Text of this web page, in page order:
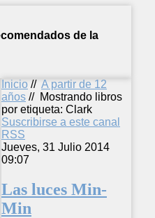
de la
Inicio // A partir de 12
años // Mostrando libros
por etiqueta: Clark
Suscribirse a este canal
RSS
Jueves, 31 Julio 2014
09:07
Las luces Min-
Min